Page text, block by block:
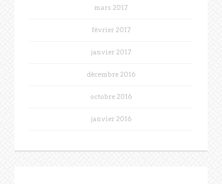
mars 2017
février 2017
janvier 2017
décembre 2016
octobre 2016
janvier 2016